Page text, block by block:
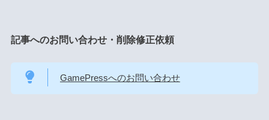
記事へのお問い合わせ・削除修正依頼
GamePressへのお問い合わせ